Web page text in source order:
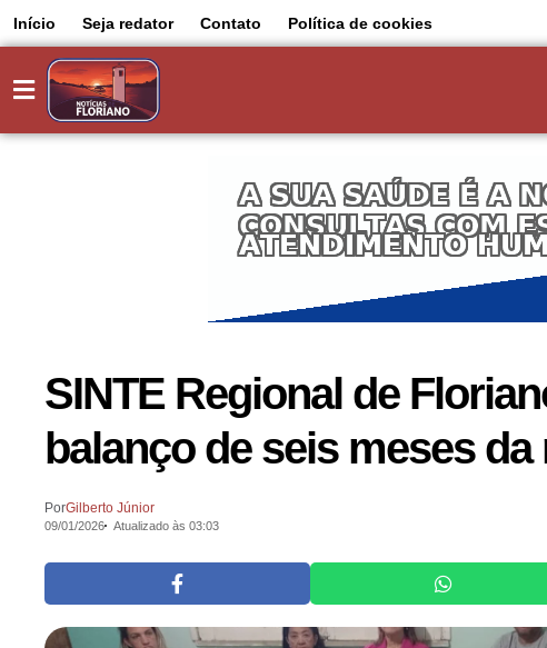
Início Seja redator Contato Política de cookies
SINTE Regional de
balanço de seis meses
PorGilberto Júnior
09/01/2026 Atualizado às 03:03